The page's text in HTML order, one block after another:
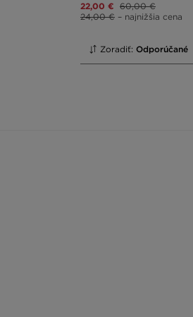
22,00 € 60,00 €
24,00 € – najnižšia cena
Zoradiť: Odporúčané